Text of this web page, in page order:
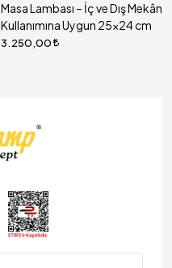
Masa Lambası – İç ve Dış Mekân
Kullanımına Uygun 25x24 cm
3.250,00